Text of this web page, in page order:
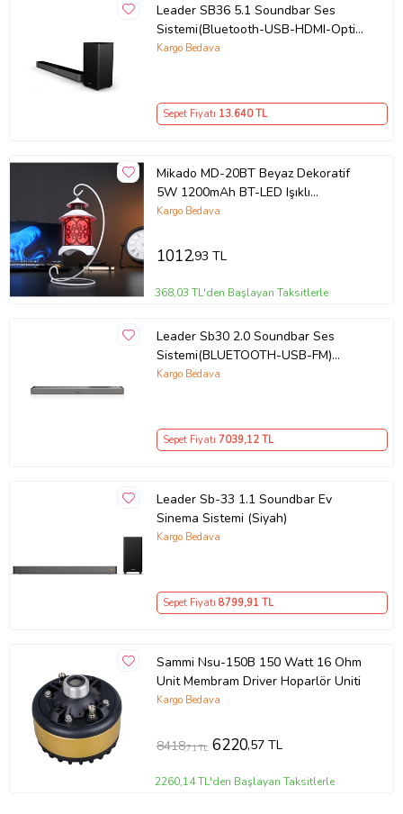
Leader SB36 5.1 Soundbar Ses
Sistemi(Bluetooth-USB-HDMI-Optik-
FM) (Siyah)
Kargo Bedava
Sepet Fiyatı 13.640TL
Mikado MD-20BT Beyaz Dekoratif
5W 1200mAh BT-LED Işıklı
Bluetooth Hoparlör
Kargo Bedava
1012,93 TL
368,03 TL'den Başlayan Taksitlerle
Leader Sb30 2.0 Soundbar Ses
Sistemi(BLUETOOTH-USB-FM)
(Siyah)
Kargo Bedava
Sepet Fiyatı 7039,12 TL
Leader Sb-33 1.1 Soundbar Ev
Sinema Sistemi (Siyah)
Kargo Bedava
Sepet Fiyatı 8799,91 TL
Sammi Nsu-150B 150 Watt 16 Ohm
Unit Membram Driver Hoparlör Uniti
Kargo Bedava
8418,71 TL 6220,57 TL
2260,14 TL'den Başlayan Taksitlerle